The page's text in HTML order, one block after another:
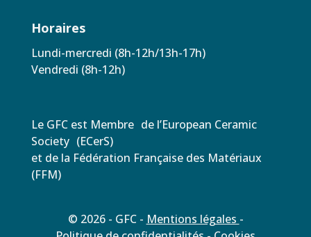
Horaires
Lundi-mercredi (8h-12h/13h-17h)
Vendredi (8h-12h)
Le GFC est Membre de l’European Ceramic
Society (ECerS)
et de la Fédération Française des Matériaux
(FFM)
© 2026 - GFC - Mentions légales -